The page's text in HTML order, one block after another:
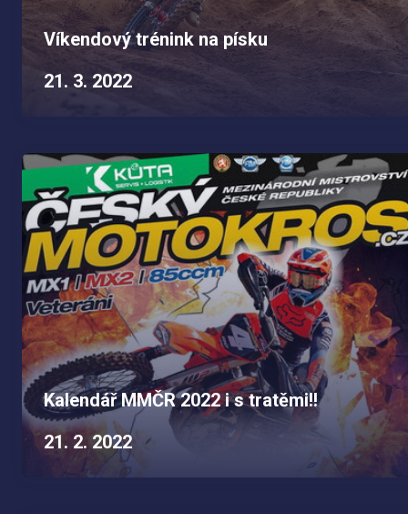
Víkendový trénink na písku
21. 3. 2022
Kalendář MMČR 2022 i s tratěmi!!
21. 2. 2022